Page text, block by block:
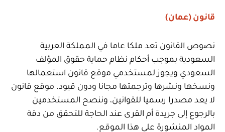
قانون (عمان)
نصوص القانون تعد ملكا عاما في المملكة العربية
السعودية بموجب أحكام نظام حماية حقوق المؤلف
السعودي ويجوز لمستخدمي موقع قانون استعمالها
ونسخها ونشرها وترجمتها مجانا ودون قيود. موقع قانون
لا يعد مصدرا رسميا للقوانين، وننصح المستخدمين
بالرجوع إلى جريدة أم القرى عند الحاجة للتحقق من دقة
المواد المنشورة على هذا الموقع.